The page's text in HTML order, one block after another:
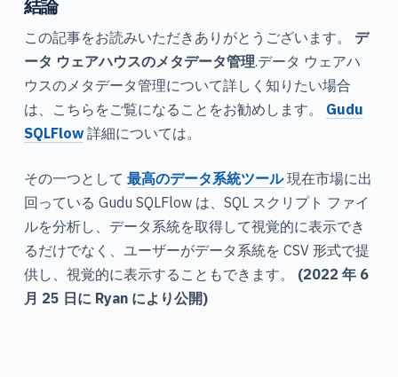
結論
この記事をお読みいただきありがとうございます。 デ
ータ ウェアハウスのメタデータ管理.データ ウェアハ
ウスのメタデータ管理について詳しく知りたい場合
は、こちらをご覧になることをお勧めします。 Gudu
SQLFlow詳細については。
その一つとして 最高のデータ系統ツール現在市場に出
回っている Gudu SQLFlow は、SQL スクリプト ファイ
ルを分析し、データ系統を取得して視覚的に表示でき
るだけでなく、ユーザーがデータ系統を CSV 形式で提
供し、視覚的に表示することもできます。 (2022 年 6
月 25 日に Ryan により公開)